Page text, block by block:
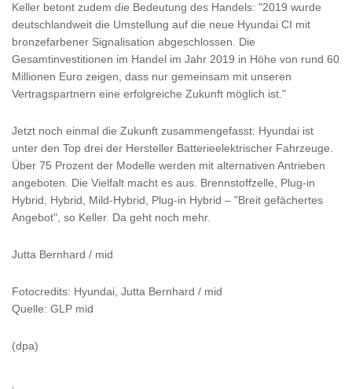
Keller betont zudem die Bedeutung des Handels: "2019 wurde
deutschlandweit die Umstellung auf die neue Hyundai CI mit
bronzefarbener Signalisation abgeschlossen. Die
Gesamtinvestitionen im Handel im Jahr 2019 in Höhe von rund 60
Millionen Euro zeigen, dass nur gemeinsam mit unseren
Vertragspartnern eine erfolgreiche Zukunft möglich ist."
Jetzt noch einmal die Zukunft zusammengefasst: Hyundai ist
unter den Top drei der Hersteller Batterieelektrischer Fahrzeuge.
Über 75 Prozent der Modelle werden mit alternativen Antrieben
angeboten. Die Vielfalt macht es aus. Brennstoffzelle, Plug-in
Hybrid, Hybrid, Mild-Hybrid, Plug-in Hybrid – "Breit gefächertes
Angebot", so Keller. Da geht noch mehr.
Jutta Bernhard / mid
Fotocredits: Hyundai, Jutta Bernhard / mid
Quelle: GLP mid
(dpa)